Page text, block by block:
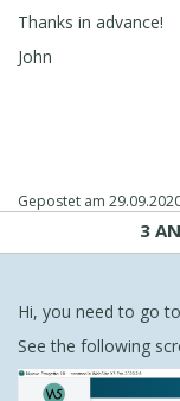
Thanks in advance!
John
Gepostet am
3
Hi, you need to go
See the following